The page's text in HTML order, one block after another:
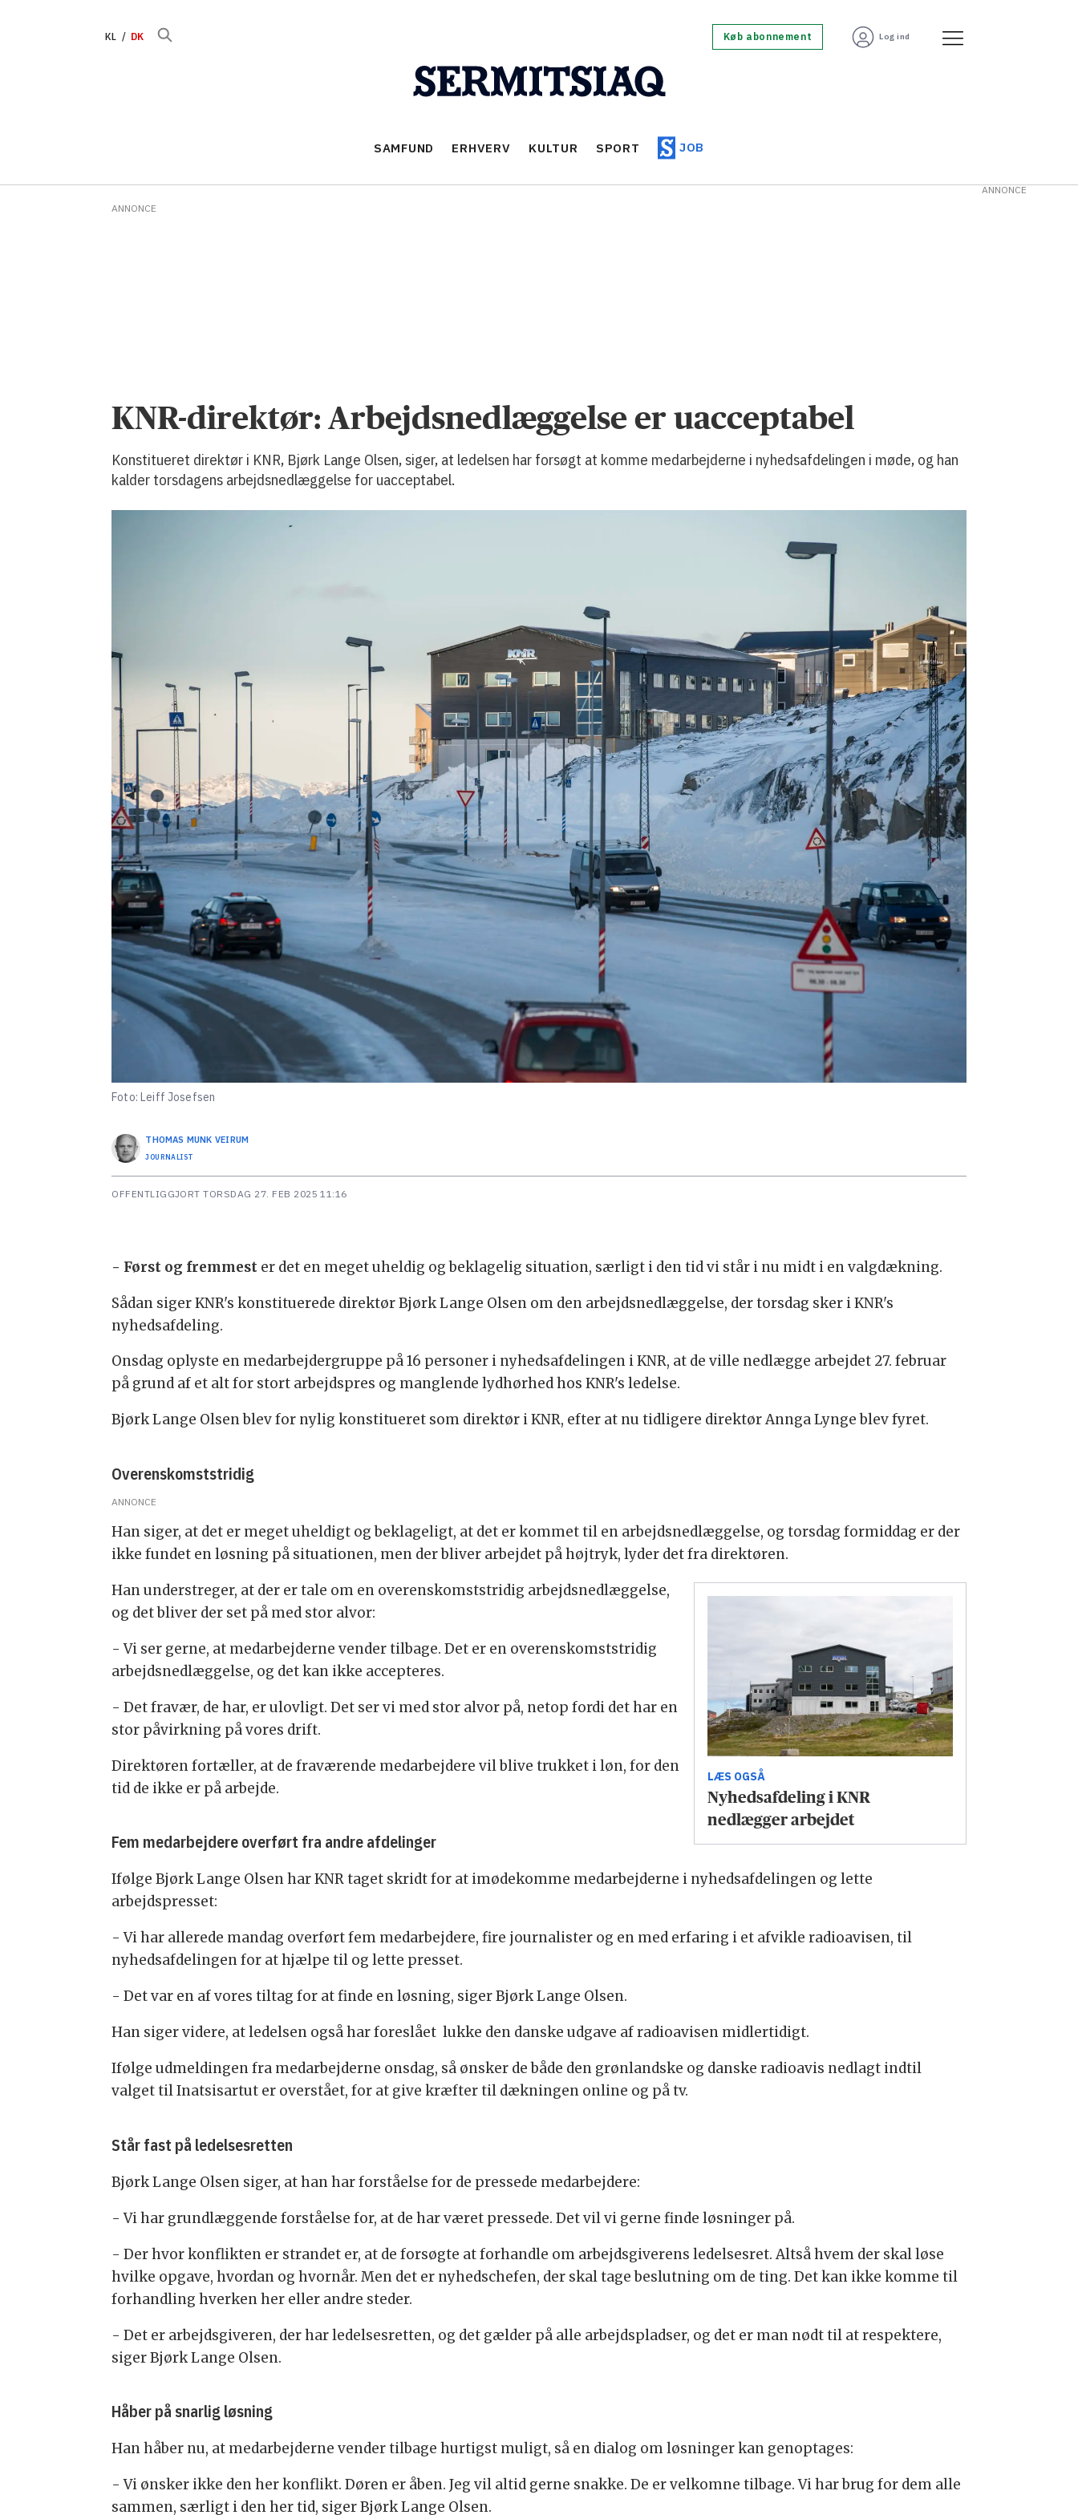
KL DK Køb abonnement Log ind
SAMFUND ERHVERV KULTUR SPORT JOB
ANNONCE
KNR-direktør: Arbejdsnedlæggelse er uacceptabel
Konstitueret direktør i KNR, Bjørk Lange Olsen, siger, at ledelsen har forsøgt at komme medarbejderne i nyhedsafdelingen i møde, og han
kalder torsdagens arbejdsnedlæggelse for uacceptabel.
Foto: Leiff Josefsen
THOMAS MUNK VEIRUM
JOURNALIST
OFFENTLIGGJORT TORSDAG 27. FEB 2025 11:16
- Først og fremmest er det en meget uheldig og beklagelig situation, særligt i den tid vi står i nu midt i en valgdækning.
Sådan siger KNR's konstituerede direktør Bjørk Lange Olsen om den arbejdsnedlæggelse, der torsdag sker i KNR's
nyhedsafdeling.
Onsdag oplyste en medarbejdergruppe på 16 personer i nyhedsafdelingen i KNR, at de ville nedlægge arbejdet 27. februar
på grund af et alt for stort arbejdspres og manglende lydhørhed hos KNR's ledelse.
Bjørk Lange Olsen blev for nylig konstitueret som direktør i KNR, efter at nu tidligere direktør Annga Lynge blev fyret.
Overenskomststridig
ANNONCE
Han siger, at det er meget uheldigt og beklageligt, at det er kommet til en arbejdsnedlæggelse, og torsdag formiddag er der
ikke fundet en løsning på situationen, men der bliver arbejdet på højtryk, lyder det fra direktøren.
LÆS OGSÅ
Nyhedsafdeling i KNR
nedlægger arbejdet
Han understreger, at der er tale om en overenskomststridig arbejdsnedlæggelse,
og det bliver der set på med stor alvor:
- Vi ser gerne, at medarbejderne vender tilbage. Det er en overenskomststridig
arbejdsnedlæggelse, og det kan ikke accepteres.
- Det fravær, de har, er ulovligt. Det ser vi med stor alvor på, netop fordi det har en
stor påvirkning på vores drift.
Direktøren fortæller, at de fraværende medarbejdere vil blive trukket i løn, for den
tid de ikke er på arbejde.
Fem medarbejdere overført fra andre afdelinger
Ifølge Bjørk Lange Olsen har KNR taget skridt for at imødekomme medarbejderne i nyhedsafdelingen og lette
arbejdspresset:
- Vi har allerede mandag overført fem medarbejdere, fire journalister og en med erfaring i et afvikle radioavisen, til
nyhedsafdelingen for at hjælpe til og lette presset.
- Det var en af vores tiltag for at finde en løsning, siger Bjørk Lange Olsen.
Han siger videre, at ledelsen også har foreslået lukke den danske udgave af radioavisen midlertidigt.
Ifølge udmeldingen fra medarbejderne onsdag, så ønsker de både den grønlandske og danske radioavis nedlagt indtil
valget til Inatsisartut er overstået, for at give kræfter til dækningen online og på tv.
Står fast på ledelsesretten
Bjørk Lange Olsen siger, at han har forståelse for de pressede medarbejdere:
- Vi har grundlæggende forståelse for, at de har været pressede. Det vil vi gerne finde løsninger på.
- Der hvor konflikten er strandet er, at de forsøgte at forhandle om arbejdsgiverens ledelsesret. Altså hvem der skal løse
hvilke opgave, hvordan og hvornår. Men det er nyhedschefen, der skal tage beslutning om de ting. Det kan ikke komme til
forhandling hverken her eller andre steder.
- Det er arbejdsgiveren, der har ledelsesretten, og det gælder på alle arbejdspladser, og det er man nødt til at respektere,
siger Bjørk Lange Olsen.
Håber på snarlig løsning
Han håber nu, at medarbejderne vender tilbage hurtigst muligt, så en dialog om løsninger kan genoptages:
- Vi ønsker ikke den her konflikt. Døren er åben. Jeg vil altid gerne snakke. De er velkomne tilbage. Vi har brug for dem alle
sammen, særligt i den her tid, siger Bjørk Lange Olsen.
ANNONCE